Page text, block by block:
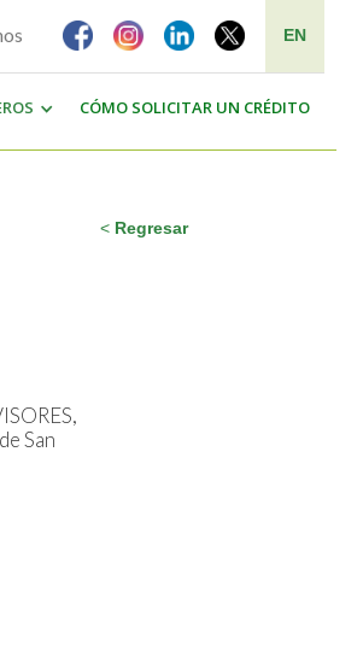
EN
CÓMO SOLICITAR UN CRÉDITO
< Regresar
San